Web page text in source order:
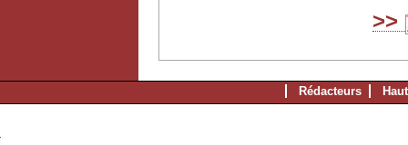
>>
Rédacteurs